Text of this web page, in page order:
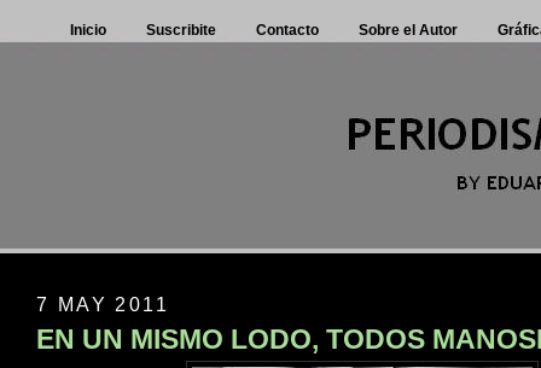
Inicio Suscribite Contacto Sobre el Autor
7 MAY 2011
EN UN MISMO LODO, TODOS